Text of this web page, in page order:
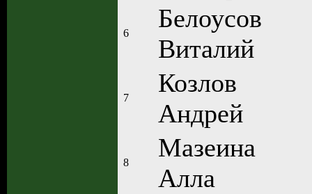
6
Белоусов
Виталий
7
Козлов
Андрей
8
Мазеина
Алла